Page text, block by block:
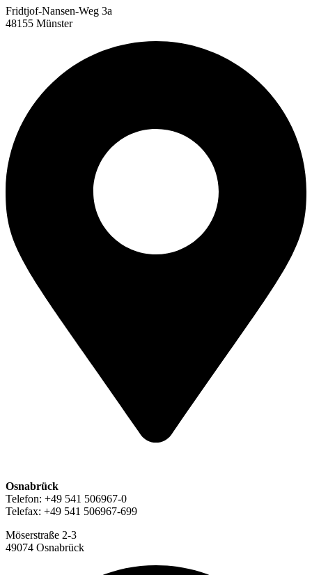
Fridtjof-Nansen-Weg 3a
48155 Münster
Osnabrück
Telefon: +49 541 506967-0
Telefax: +49 541 506967-699
Möserstraße 2-3
49074 Osnabrück